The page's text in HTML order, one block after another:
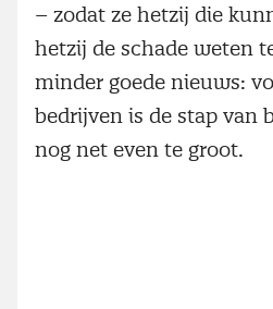
– zodat ze hetzij die
hetzij de schade weten
minder goede nieuws:
bedrijven is de stap van
nog net even te groot.